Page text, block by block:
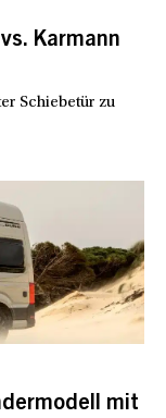
mit
Karmann
Schiebetür zu